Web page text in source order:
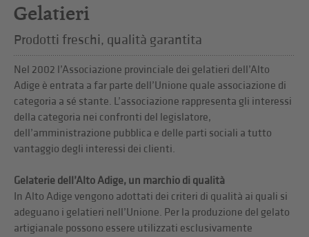
Gelatieri
Prodotti freschi, qualità garantita
Nel 2002 l’Associazione provinciale dei gelatieri dell’Alto
Adige è entrata a far parte dell’Unione quale associazione di
categoria a sé stante. L’associazione rappresenta gli interessi
della categoria nei confronti del legislatore,
dell’amministrazione pubblica e delle parti sociali a tutto
vantaggio degli interessi dei clienti.
Gelaterie dell’Alto Adige, un marchio di qualità
In Alto Adige vengono adottati dei criteri di qualità ai quali si
adeguano i gelatieri nell’Unione. Per la produzione del gelato
artigianale possono essere utilizzati esclusivamente